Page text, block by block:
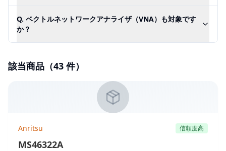
Q. ベクトルネットワークアナライザ（VNA）も対象です
か？
該当商品（43 件）
Anritsu 信頼度高
MS46322A